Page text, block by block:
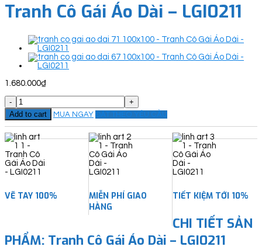
Tranh Cô Gái Áo Dài – LGI0211
1.680.000₫
Tranh
Cô
Gái
Áo
Dài
-
LGI0211
quantity
Add to cart MUA NGAY ĐẶT THEO YÊU CẦU
VẼ TAY 100%
MIỄN PHÍ GIAO
HÀNG
TIẾT KIỆM TỚI 10%
CHI TIẾT SẢN
PHẨM: Tranh Cô Gái Áo Dài – LGI0211